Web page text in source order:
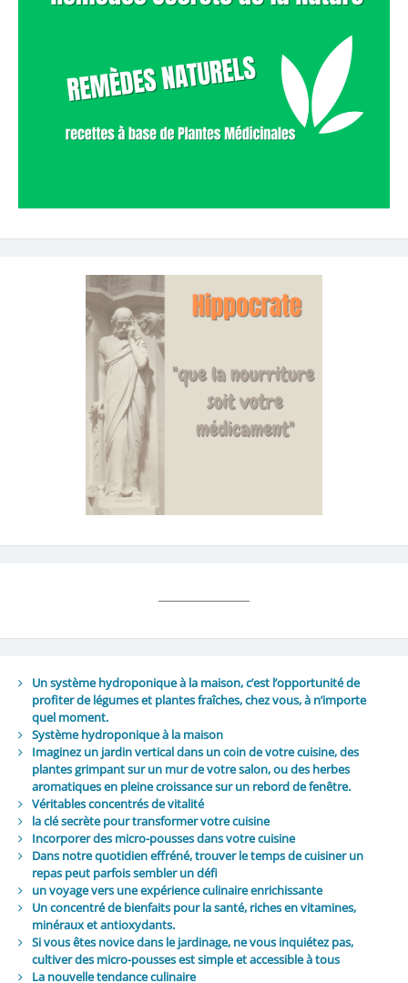
Un système hydroponique à la maison, c’est l’opportunité de
profiter de légumes et plantes fraîches, chez vous, à n’importe
quel moment.
Système hydroponique à la maison
Imaginez un jardin vertical dans un coin de votre cuisine, des
plantes grimpant sur un mur de votre salon, ou des herbes
aromatiques en pleine croissance sur un rebord de fenêtre.
Véritables concentrés de vitalité
la clé secrète pour transformer votre cuisine
Incorporer des micro-pousses dans votre cuisine
Dans notre quotidien effréné, trouver le temps de cuisiner un
repas peut parfois sembler un défi
un voyage vers une expérience culinaire enrichissante
Un concentré de bienfaits pour la santé, riches en vitamines,
minéraux et antioxydants.
Si vous êtes novice dans le jardinage, ne vous inquiétez pas,
cultiver des micro-pousses est simple et accessible à tous
La nouvelle tendance culinaire